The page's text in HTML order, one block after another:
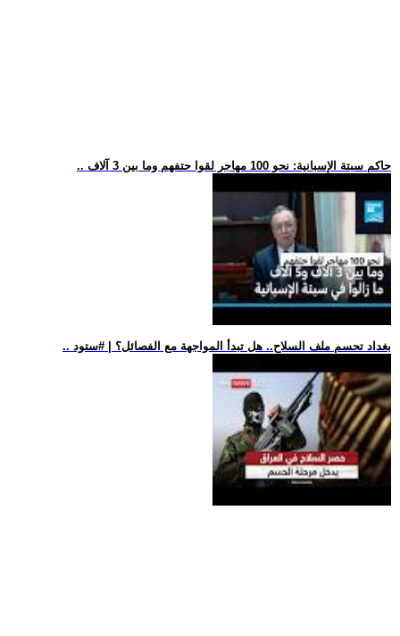
.. حاكم سبتة الإسبانية: نحو 100 مهاجر لقوا حتفهم وما بين 3 آلاف
.. بغداد تحسم ملف السلاح.. هل تبدأ المواجهة مع الفصائل؟ | #ستود